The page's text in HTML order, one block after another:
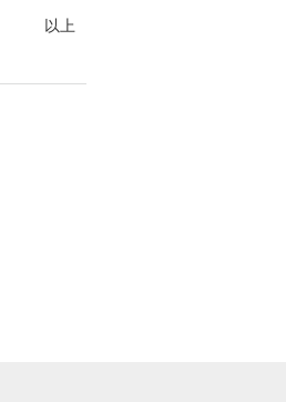
以上